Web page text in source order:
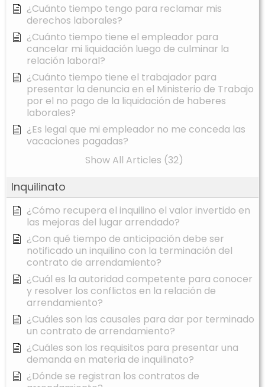
¿Cuánto tiempo tengo para reclamar mis
derechos laborales?
¿Cuánto tiempo tiene el empleador para
cancelar mi liquidación luego de culminar la
relación laboral?
¿Cuánto tiempo tiene el trabajador para
presentar la denuncia en el Ministerio de Trabajo
por el no pago de la liquidación de haberes
laborales?
¿Es legal que mi empleador no me conceda las
vacaciones pagadas?
Show All Articles (32)
Inquilinato
¿Cómo recupera el inquilino el valor invertido en
las mejoras del lugar arrendado?
¿Con qué tiempo de anticipación debe ser
notificado un inquilino con la terminación del
contrato de arrendamiento?
¿Cuál es la autoridad competente para conocer
y resolver los conflictos en la relación de
arrendamiento?
¿Cuáles son las causales para dar por terminado
un contrato de arrendamiento?
¿Cuáles son los requisitos para presentar una
demanda en materia de inquilinato?
¿Dónde se registran los contratos de